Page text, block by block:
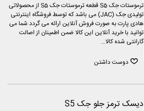
ترموستات جک S5 قطعه ترموستات جک S5 از محصولاتی
تولیدی جک (JAC) می باشد که توسط فروشگاه اینترنتی
هادی پارت به صورت فروش آنلاین ارائه می گردد شما می
توانید با خرید آنلاین این کالا ضمن اطمینان از اصالت
گارانتی شده کالا...
دوست داشتن
دیسک ترمز جلو جک S5